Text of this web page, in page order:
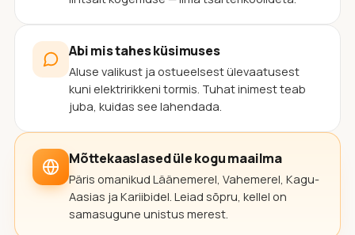
Abi mis tahes küsimuses
Aluse valikust ja ostueelsest ülevaatusest
kuni elektririkkeni tormis. Tuhat inimest teab
juba, kuidas see lahendada.
Mõttekaaslased üle kogu maailma
Päris omanikud Läänemerel, Vahemerel, Kagu-
Aasias ja Kariibidel. Leiad sõpru, kellel on
samasugune unistus merest.